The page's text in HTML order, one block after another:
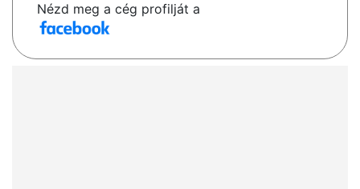
Nézd meg a cég profilját a